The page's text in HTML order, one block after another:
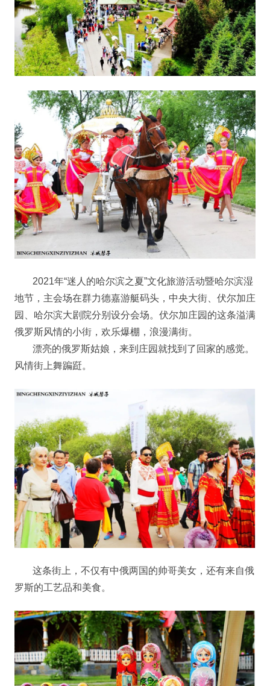
2021年“迷人的哈尔滨之夏”文化旅游活动暨哈尔滨湿
地节，主会场在群力德嘉游艇码头，中央大街、伏尔加庄
园、哈尔滨大剧院分别设分会场。伏尔加庄园的这条溢满
俄罗斯风情的小街，欢乐爆棚，浪漫满街。
漂亮的俄罗斯姑娘，来到庄园就找到了回家的感觉。
风情街上舞蹁跹。
这条街上，不仅有中俄两国的帅哥美女，还有来自俄
罗斯的工艺品和美食。